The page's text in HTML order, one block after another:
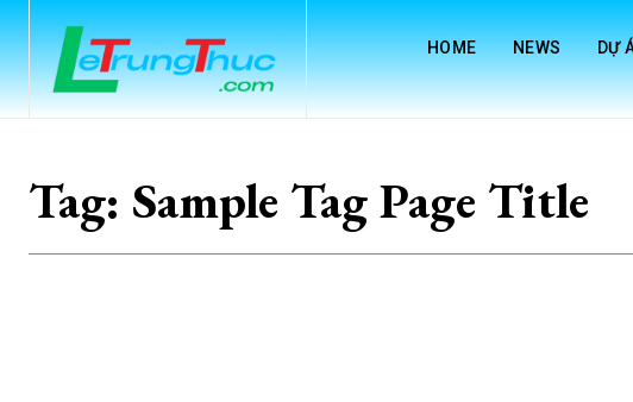
HOME NEWS DỰ
Tag: Sample Tag Page Title